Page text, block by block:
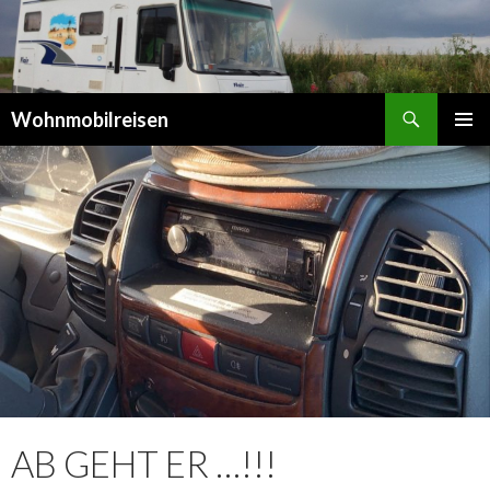
Wohnmobilreisen
MENÜ
ZUM
INHALT
AB GEHT ER …!!!